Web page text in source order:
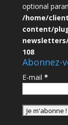
optional
/home/
content/
108
Abonnez-
E-mail *